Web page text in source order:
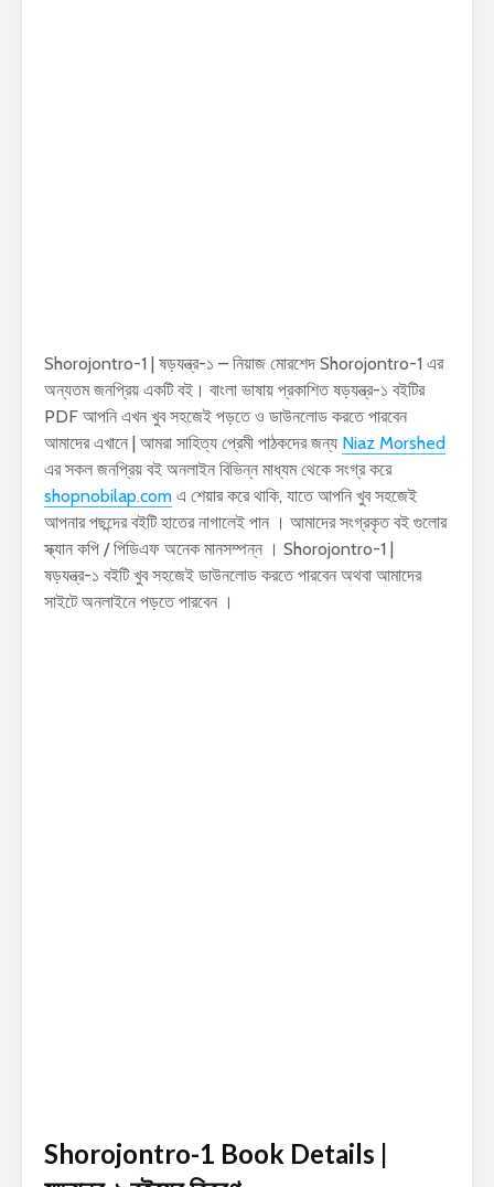
Shorojontro-1 | ষড়যন্ত্র-১ – নিয়াজ মোরশেদ Shorojontro-1 এর
অন্যতম জনপ্রিয় একটি বই। বাংলা ভাষায় প্রকাশিত ষড়যন্ত্র-১ বইটির
PDF আপনি এখন খুব সহজেই পড়তে ও ডাউনলোড করতে পারবেন
আমাদের এখানে | আমরা সাহিত্য প্রেমী পাঠকদের জন্য Niaz Morshed
এর সকল জনপ্রিয় বই অনলাইন বিভিন্ন মাধ্যম থেকে সংগ্র করে
shopnobilap.com এ শেয়ার করে থাকি, যাতে আপনি খুব সহজেই
আপনার পছন্দের বইটি হাতের নাগালেই পান । আমাদের সংগ্রকৃত বই গুলোর
স্ক্যান কপি / পিডিএফ অনেক মানসম্পন্ন । Shorojontro-1 |
ষড়যন্ত্র-১ বইটি খুব সহজেই ডাউনলোড করতে পারবেন অথবা আমাদের
সাইটে অনলাইনে পড়তে পারবেন ।
Shorojontro-1 Book Details |